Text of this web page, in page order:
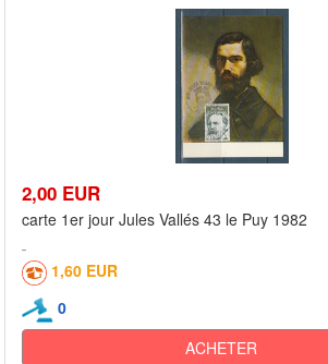
2,00 EUR
carte 1er jour Jules Vallés 43 le Puy 1982
1,60 EUR
0
ACHETER